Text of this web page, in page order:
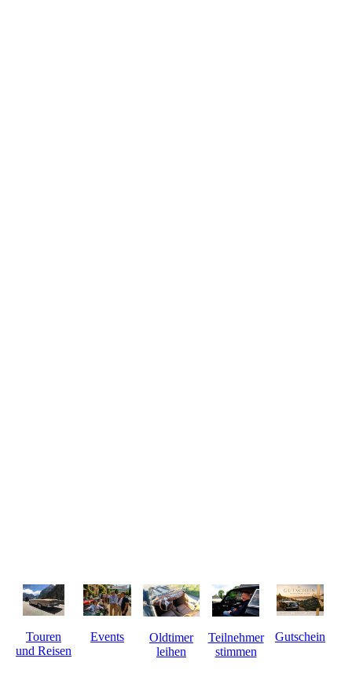
Touren
und Reisen
Events
Oldtimer
leihen
Teilnehmer
stimmen
Gutschein